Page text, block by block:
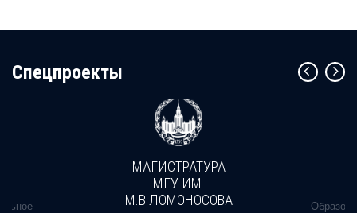
Cпецпроекты
МАГИСТРАТУРА
МГУ ИМ.
М.В.ЛОМОНОСОВА